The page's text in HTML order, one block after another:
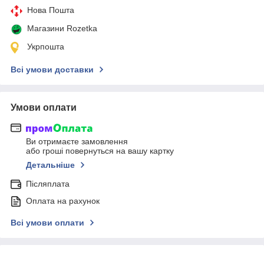
Нова Пошта
Магазини Rozetka
Укрпошта
Всі умови доставки
Умови оплати
Ви отримаєте замовлення
або гроші повернуться на вашу картку
Детальніше
Післяплата
Оплата на рахунок
Всі умови оплати